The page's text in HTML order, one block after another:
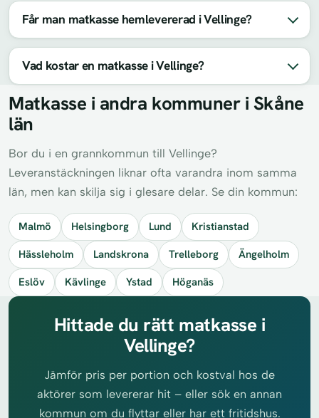
Får man matkasse hemlevererad i Vellinge?
Vad kostar en matkasse i Vellinge?
Matkasse i andra kommuner i Skåne
län
Bor du i en grannkommun till Vellinge?
Leveranstäckningen liknar ofta varandra inom samma
län, men kan skilja sig i glesare delar. Se din kommun:
Malmö Helsingborg Lund
Kristianstad
Hässleholm
Landskrona Trelleborg
Ängelholm
Eslöv
Kävlinge Ystad Höganäs
Hittade du rätt matkasse i
Vellinge?
Jämför pris per portion och kostval hos de
aktörer som levererar hit – eller sök en annan
kommun om du flyttar eller har ett fritidshus.